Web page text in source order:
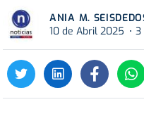
ANIA M.
10 de Abril 2025
3